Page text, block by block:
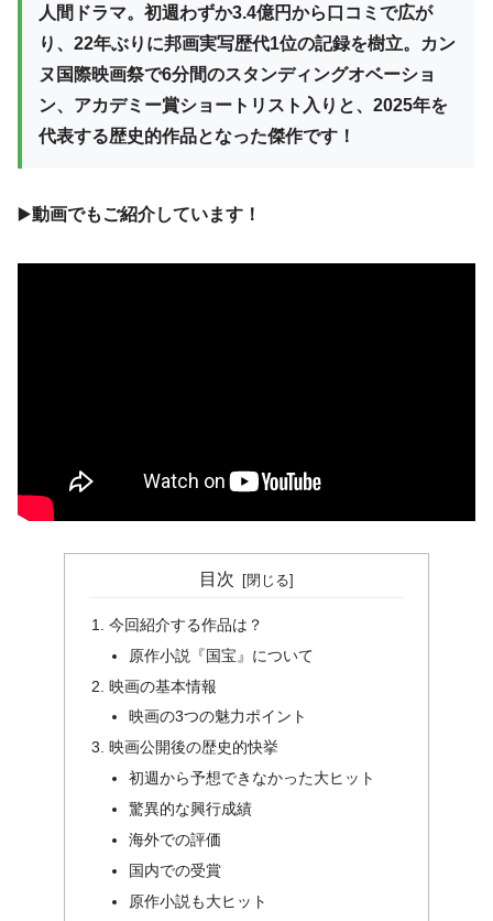
人間ドラマ。初週わずか3.4億円から口コミで広が
り、22年ぶりに邦画実写歴代1位の記録を樹立。カン
ヌ国際映画祭で6分間のスタンディングオベーショ
ン、アカデミー賞ショートリスト入りと、2025年を
代表する歴史的作品となった傑作です！
▶️動画でもご紹介しています！
目次
今回紹介する作品は？
原作小説『国宝』について
映画の基本情報
映画の3つの魅力ポイント
映画公開後の歴史的快挙
初週から予想できなかった大ヒット
驚異的な興行成績
海外での評価
国内での受賞
原作小説も大ヒット